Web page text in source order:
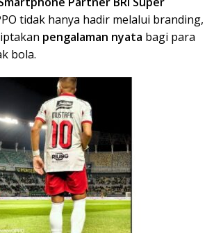
tidak hanya hadir melalui branding,
pengalaman nyata bagi para
bola.